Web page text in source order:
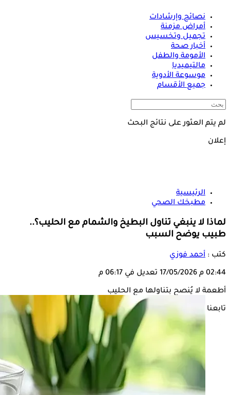
نصائح وإرشادات
أمراض مزمنة
تجميل وتخسيس
أخبار صحة
الأمومة والطفل
مالتيميديا
موسوعة الأدوية
جميع الأقسام
لم يتم العثور على نتائج البحث
إعلان
الرئيسية
مطبخك الصحي
لماذا لا ينبغي تناول البطيخ والشمام مع الحليب؟..
طبيب يوضح السبب
كتب : أحمد فوزي
02:44 م 17/05/2026 تعديل في 06:17 م
أطعمة لا يُنصح بتناولها مع الحليب
تابعنا على